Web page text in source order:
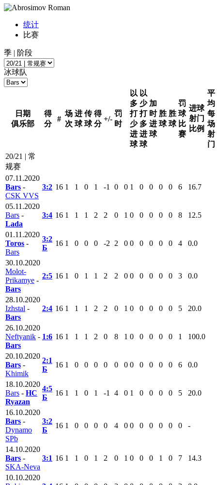
统计
比赛
季 | 阶段
冰球队
日期
俱乐部
得
分
#
场
次
进
球
传
球
得
分
+/-
罚
时
以
多
打
少
进
球
以
少
打
多
进
球
加
时
进
球
胜
球
胜
球
罚
球
比
赛
进球
射门
比例
平
均
每
场
射
门
20/21 | 常
规赛
07.11.2020
Bars -
CSK VVS
3:2 16 1 1 0 1 -1 0 0 1 0 0 0 0 6 16.7
05.11.2020
Bars -
Lada
3:4 16 1 1 1 2 2 0 1 0 0 0 0 0 8 12.5
01.11.2020
Toros -
Bars
3:2
Б
16 1 0 0 0 -2 2 0 0 0 0 0 0 4 0.0
30.10.2020
Molot-
Prikamye -
Bars
2:5 16 1 0 1 1 2 2 0 0 0 0 0 0 3 0.0
28.10.2020
Izhstal -
Bars
2:4 16 1 1 1 2 2 0 1 0 0 0 0 0 5 20.0
26.10.2020
Neftyanik -
Bars
1:6 16 1 1 1 2 0 8 1 0 0 0 0 0 1 100.0
20.10.2020
Bars -
Khimik
2:1
Б
16 1 0 0 0 0 0 0 0 0 0 0 0 6 0.0
18.10.2020
Bars - HC
Ryazan
4:5
Б
16 1 1 0 1 -1 4 0 1 0 0 0 0 5 20.0
16.10.2020
Bars -
Dynamo
SPb
3:2
Б
16 1 0 0 0 0 4 0 0 0 0 0 0 0 -
14.10.2020
Bars -
SKA-Neva
3:1 16 1 1 0 1 2 0 1 0 0 0 1 0 7 14.3
10.10.2020